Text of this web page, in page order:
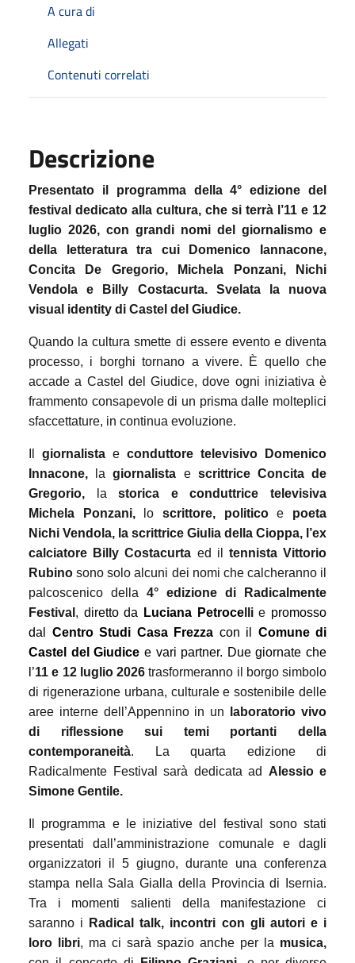
A cura di
Allegati
Contenuti correlati
Descrizione
Presentato il programma della 4° edizione del
festival dedicato alla cultura, che si terrà l’11 e 12
luglio 2026, con grandi nomi del giornalismo e
della letteratura tra cui Domenico Iannacone,
Concita De Gregorio, Michela Ponzani, Nichi
Vendola e Billy Costacurta. Svelata la nuova
visual identity di Castel del Giudice.
Quando la cultura smette di essere evento e diventa
processo, i borghi tornano a vivere. È quello che
accade a Castel del Giudice, dove ogni iniziativa è
frammento consapevole di un prisma dalle molteplici
sfaccettature, in continua evoluzione.
giornalista e conduttore televisivo Domenico
Innacone, la giornalista escrittrice Concita de
Gregorio,
la storica e conduttrice televisiva
Michela Ponzani,
loscrittore, politicoe poeta
Nichi Vendola, la scrittrice Giulia della Cioppa, l’ex
calciatore Billy Costacurta ed il
tennista Vittorio
Rubinosono solo alcuni dei nomi che calcheranno il
palcoscenico della 4° edizione di Radicalmente
Festival , diretto da Luciana Petrocellie promosso
dal Centro Studi Casa Frezza con il Comune di
Castel del Giudice e vari partner. Due giornate che
l’11 e 12 luglio 2026 trasformeranno il borgo simbolo
di rigenerazione urbana, culturale e sostenibile delle
aree interne dell’Appennino in un
laboratorio vivo
di riflessione sui temi portanti della
contemporaneità. La quarta edizione di
Radicalmente Festival sarà dedicata ad Alessio e
Simone Gentile.
Il programma e le iniziative del festival sono stati
presentati dall’amministrazione comunale e dagli
organizzatori il 5 giugno, durante una conferenza
stampa nella Sala Gialla della Provincia di Isernia.
Tra i momenti salienti della manifestazione ci
saranno i
Radical talk, incontri con gli autori e i
loro libri, ma ci sarà spazio anche per la musica,